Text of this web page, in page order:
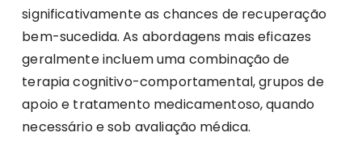
significativamente as chances de recuperação
bem-sucedida. As abordagens mais eficazes
geralmente incluem uma combinação de
terapia cognitivo-comportamental, grupos de
apoio e tratamento medicamentoso, quando
necessário e sob avaliação médica.